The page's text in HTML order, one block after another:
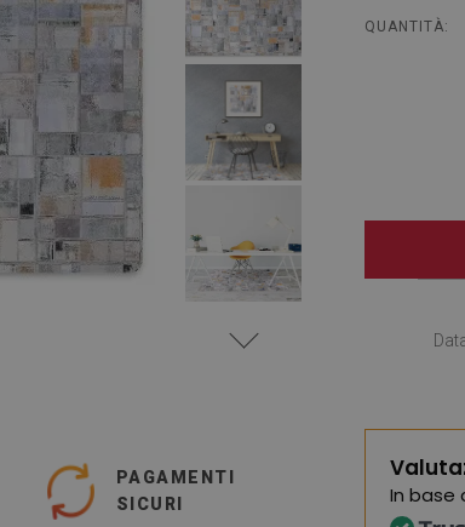
PAGAMENTI
SICURI
QUANTITÀ:
In base